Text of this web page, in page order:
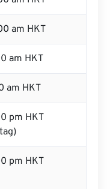
am HKT
am HKT
am HKT
pm HKT
pm HKT